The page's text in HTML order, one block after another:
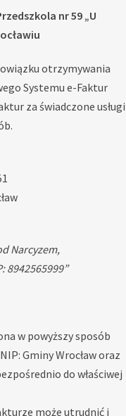
nr 59 „U
otrzymywania
Systemu e-Faktur
za świadczone usługi
Narcyzem,
8942565999”
w powyższy sposób
Gminy Wrocław oraz
do właściwej
może utrudnić i